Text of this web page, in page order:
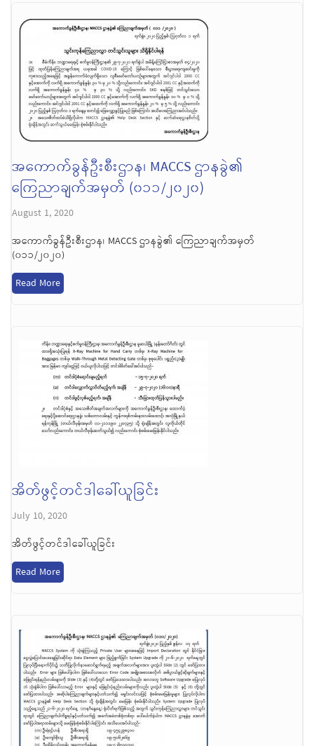
အကောက်ခွန်ဦးစီးဌာန၊ MACCS ဌာနခွဲ၏
ကြေညာချက်အမှတ် (၀၁၁/၂၀၂၀)
August 1, 2020
အကောက်ခွန်ဦးစီးဌာန၊ MACCS ဌာနခွဲ၏ ကြေညာချက်အမှတ်
(၀၁၁/၂၀၂၀)
Read More
အိတ်ဖွင့်တင်ဒါခေါ်ယူခြင်း
July 10, 2020
အိတ်ဖွင့်တင်ဒါခေါ်ယူခြင်း
Read More